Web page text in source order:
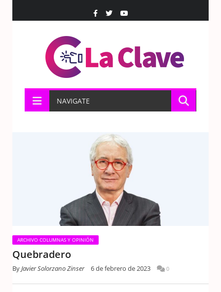
NAVIGATE
ARCHIVO COLUMNAS Y OPINIÓN
Quebradero
ByJavier Solorzano Zinser 6 de febrero de 2023 0